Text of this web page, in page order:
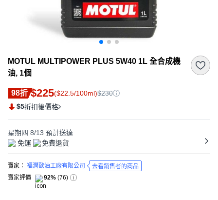
MOTUL MULTIPOWER PLUS 5W40 1L 全合成機
油, 1個
98折 $225($22.5/100ml)$230
$5折扣後價格
星期四 8/13 預計送達
免運
免費退貨
賣家： 福潤歐油工廠有限公司
去看銷售者的商品
賣家評價
92% (76)